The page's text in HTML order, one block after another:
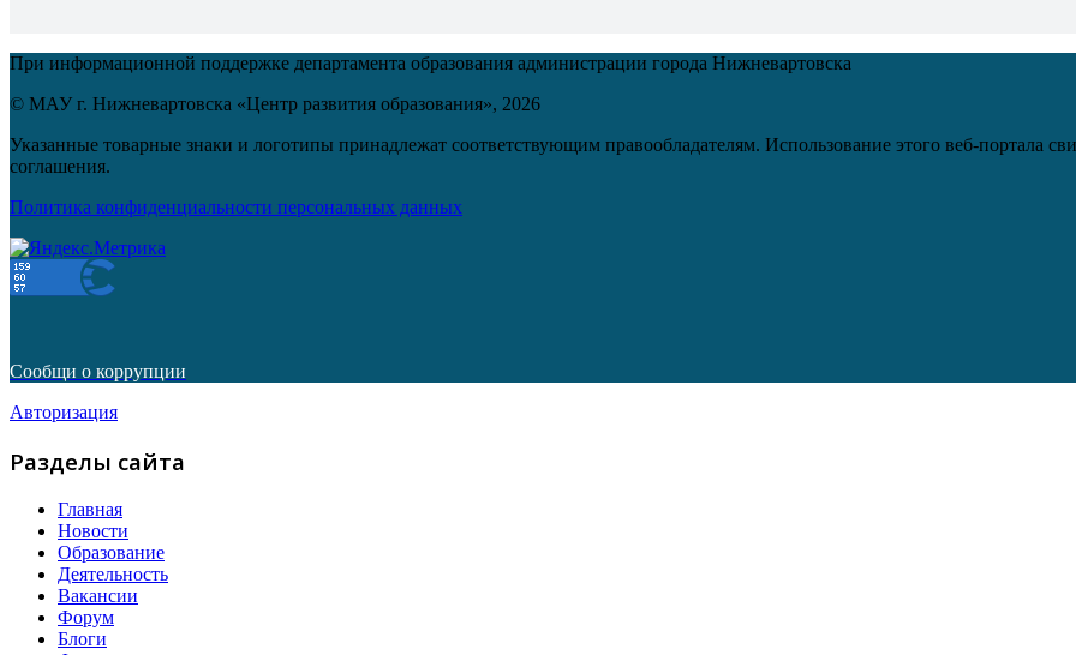
При информационной поддержке департамента образования администрации города Нижневартовска
© МАУ г. Нижневартовска «Центр развития образования», 2026
Указанные товарные знаки и логотипы принадлежат соответствующим правообладателям. Использование этого веб-портала
соглашения.
Политика конфиденциальности персональных данных
Сообщи о коррупции
Авторизация
Разделы сайта
Главная
Новости
Образование
Деятельность
Вакансии
Форум
Блоги